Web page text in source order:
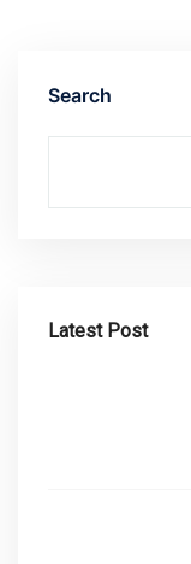
Search
Latest Post